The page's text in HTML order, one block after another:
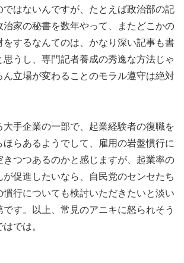
ではないんですが、たとえば政治部の記
治家の秘書を数年やって、またどこかの
をするなんてのは、かなり深い記事も書
思うし、専門記者養成の秀逸な方法じゃ
ん立場が変わることのモラル遵守は絶対
大手企業の一部で、起業経験者の復職を
らあるようでして、雇用の岩盤慣行に
きつつあるのかと感じますが、起業率の
が促進したいなら、自民党のセンセたち
慣行についても検討いただきたいと淡い
す。以上、常見のアニキに怒られそう
では。